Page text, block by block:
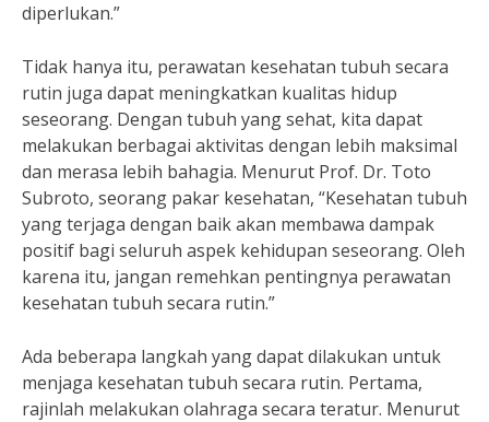
diperlukan.”
Tidak hanya itu, perawatan kesehatan tubuh secara
rutin juga dapat meningkatkan kualitas hidup
seseorang. Dengan tubuh yang sehat, kita dapat
melakukan berbagai aktivitas dengan lebih maksimal
dan merasa lebih bahagia. Menurut Prof. Dr. Toto
Subroto, seorang pakar kesehatan, “Kesehatan tubuh
yang terjaga dengan baik akan membawa dampak
positif bagi seluruh aspek kehidupan seseorang. Oleh
karena itu, jangan remehkan pentingnya perawatan
kesehatan tubuh secara rutin.”
Ada beberapa langkah yang dapat dilakukan untuk
menjaga kesehatan tubuh secara rutin. Pertama,
rajinlah melakukan olahraga secara teratur. Menurut